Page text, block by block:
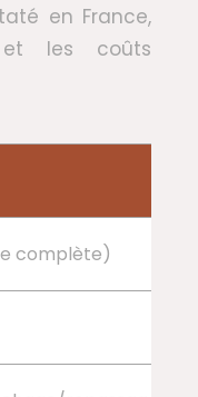
en France,
les coûts
complète)